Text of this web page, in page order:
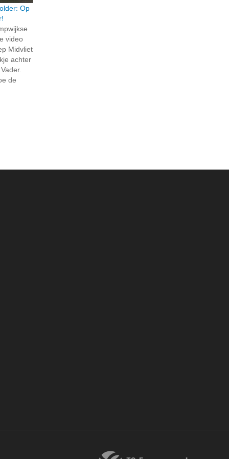
Op
video
Midvliet
achter
de